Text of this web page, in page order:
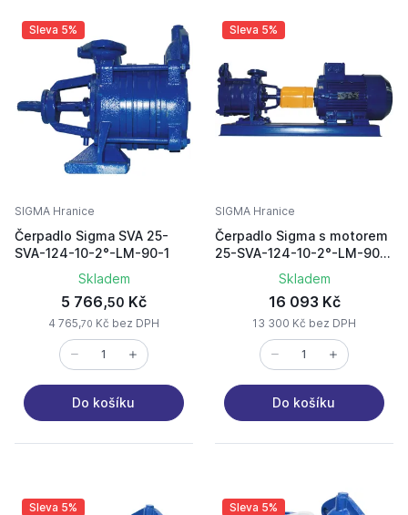
Sleva 5%
SIGMA Hranice
Čerpadlo Sigma SVA 25-
SVA-124-10-2°-LM-90-1
Skladem
5 766,50 Kč
4 765,70 Kč bez DPH
Do košíku
Sleva 5%
SIGMA Hranice
Čerpadlo Sigma s motorem
25-SVA-124-10-2°-LM-90-
9 s motorem 1,1kW
Skladem
16 093 Kč
13 300 Kč bez DPH
Do košíku
Sleva 5% Sleva 5%